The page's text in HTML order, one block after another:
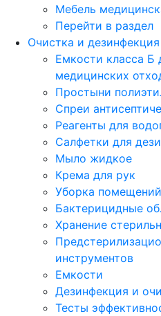
Мебель
Перейти в раздел
Очистка и дезинфекция
Емкости класса Б
медицинских
Простыни
Спреи
Реагенты для
Салфетки для
Мыло жидкое
Крема для рук
Уборка помещений
Бактерицидные
Хранение
инструментов
Емкости
Дезинфекция и
Тесты